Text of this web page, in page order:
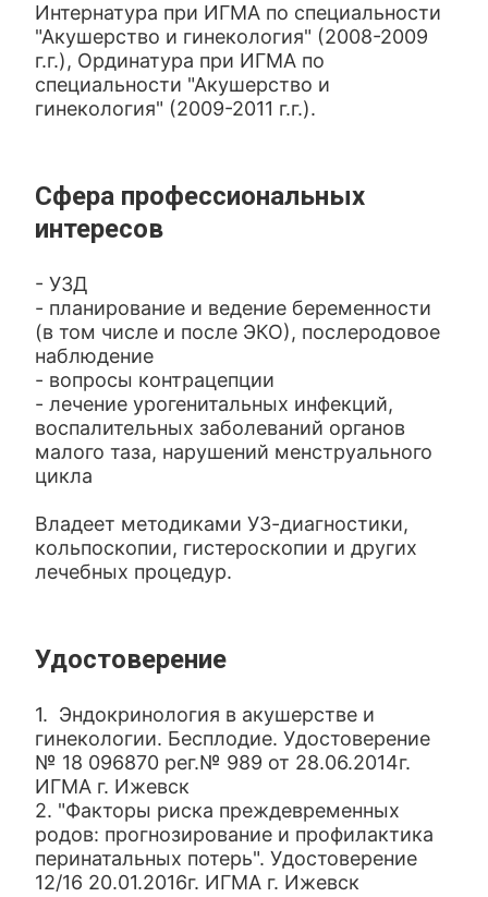
Интернатура при ИГМА по специальности
"Акушерство и гинекология" (2008-2009
г.г.), Ординатура при ИГМА по
специальности "Акушерство и
гинекология" (2009-2011 г.г.).
Сфера профессиональных
интересов
- УЗД
- планирование и ведение беременности
(в том числе и после ЭКО), послеродовое
наблюдение
- вопросы контрацепции
- лечение урогенитальных инфекций,
воспалительных заболеваний органов
малого таза, нарушений менструального
цикла
Владеет методиками УЗ-диагностики,
кольпоскопии, гистероскопии и других
лечебных процедур.
Удостоверение
1. Эндокринология в акушерстве и
гинекологии. Бесплодие. Удостоверение
№ 18 096870 рег.№ 989 от 28.06.2014г.
ИГМА г. Ижевск
2. "Факторы риска преждевременных
родов: прогнозирование и профилактика
перинатальных потерь". Удостоверение
12/16 20.01.2016г. ИГМА г. Ижевск